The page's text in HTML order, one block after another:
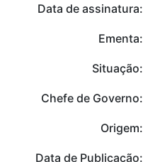
Data de assinatura:
Ementa:
Situação:
Chefe de Governo:
Origem:
Data de Publicação: